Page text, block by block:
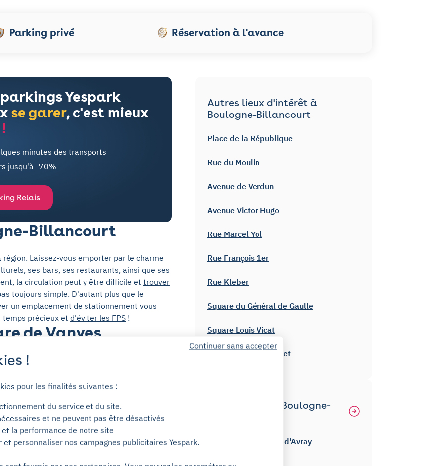
Parking privé Réservation à l'avance
Yespark
se garer, c'est mieux
minutes des transports
jusqu'à -70%
Relais
Billancourt
Laissez-vous emporter par le charme
ses bars, ses restaurants, ainsi que ses
la circulation peut y être difficile et trouver
toujours simple. D'autant plus que le
un emplacement de stationnement vous
temps précieux et d'éviter les FPS !
de Vanves
une gare importante. Point de trafic
réseau de trains SNCF et il est souvent
révèle tous
les bons plans pour se garer
une visite, il peut être judicieux de réserver
de la gare peut rendre difficile la
solution de stationnement fiable et
Autres lieux d'intérêt à
Boulogne-Billancourt
Place de la République
Rue du Moulin
Avenue de Verdun
Avenue Victor Hugo
Rue Marcel Yol
Rue François 1er
Rue Kleber
Square du Général de Gaulle
Square Louis Vicat
Parc du Lycée Michelet
Autres gares à Boulogne-
Gare de Sèvres Ville-d'Avray
Continuer sans accepter
!
pour les finalités suivantes :
du service et du site.
et ne peuvent pas être désactivés
et la performance de notre site
et personnaliser nos campagnes publicitaires Yespark.